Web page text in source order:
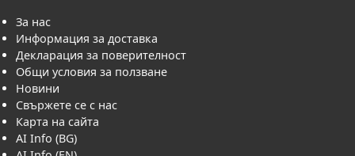
За нас
Информация за доставка
Декларация за поверителност
Общи условия за ползване
Новини
Свържете се с нас
Карта на сайта
AI Info (BG)